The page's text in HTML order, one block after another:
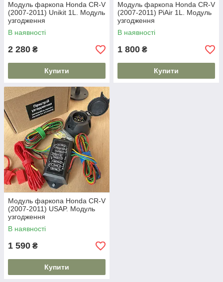
Модуль фаркопа Honda CR-V
(2007-2011) Unikit 1L. Модуль
узгодження
В наявності
2 280 ₴
Купити
Модуль фаркопа Honda CR-V
(2007-2011) PiAir 1L. Модуль
узгодження
В наявності
1 800 ₴
Купити
Модуль фаркопа Honda CR-V
(2007-2011) USAP. Модуль
узгодження
В наявності
1 590 ₴
Купити